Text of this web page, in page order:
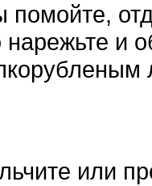
нарежьте и
или